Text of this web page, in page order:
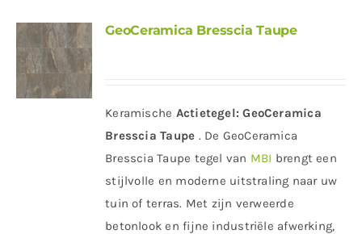
GeoCeramica Bresscia Taupe
Keramische Actietegel: GeoCeramica
Bresscia Taupe . De GeoCeramica
Bresscia Taupe tegel van MBI brengt een
stijlvolle en moderne uitstraling naar uw
tuin of terras. Met zijn verweerde
betonlook en fijne industriële afwerking,